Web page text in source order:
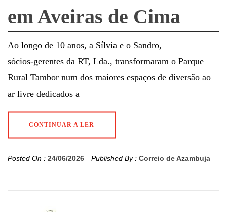
em Aveiras de Cima
Ao longo de 10 anos, a Sílvia e o Sandro,
sócios‑gerentes da RT, Lda., transformaram o Parque
Rural Tambor num dos maiores espaços de diversão ao
ar livre dedicados a
CONTINUAR A LER
Posted On : 24/06/2026 Published By : Correio de Azambuja